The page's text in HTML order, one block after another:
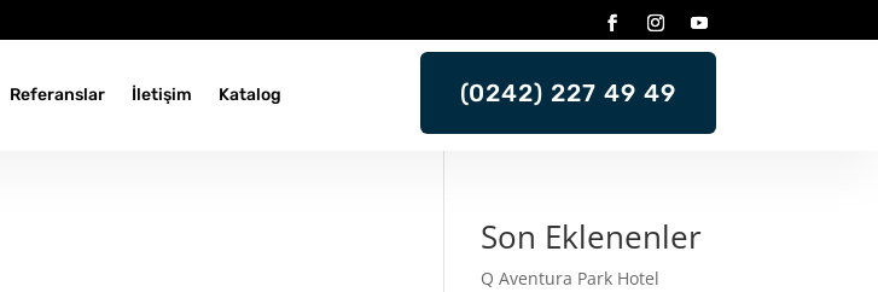
Referanslar İletişim Katalog (0242) 227 49 49
Son Eklenenler
Q Aventura Park Hotel